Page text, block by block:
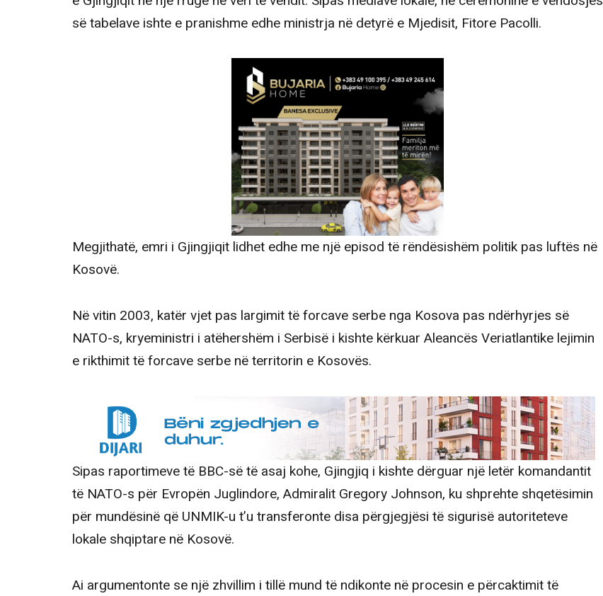
së tabelave ishte e pranishme edhe ministrja në detyrë e Mjedisit, Fitore Pacolli.
Megjithatë, emri i Gjingjiqit lidhet edhe me një episod të rëndësishëm politik pas luftës në
Kosovë.
Në vitin 2003, katër vjet pas largimit të forcave serbe nga Kosova pas ndërhyrjes së
NATO-s, kryeministri i atëhershëm i Serbisë i kishte kërkuar Aleancës Veriatlantike lejimin
e rikthimit të forcave serbe në territorin e Kosovës.
Sipas raportimeve të BBC-së të asaj kohe, Gjingjiq i kishte dërguar një letër komandantit
të NATO-s për Evropën Juglindore, Admiralit Gregory Johnson, ku shprehte shqetësimin
për mundësinë që UNMIK-u t’u transferonte disa përgjegjësi të sigurisë autoriteteve
lokale shqiptare në Kosovë.
Ai argumentonte se një zhvillim i tillë mund të ndikonte në procesin e përcaktimit të